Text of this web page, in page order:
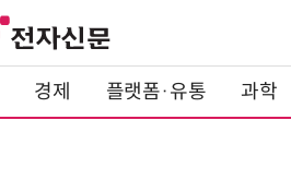
경제 플랫폼·유통 과학